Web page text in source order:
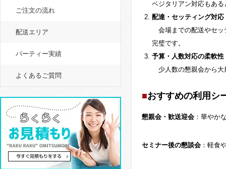
ベジタリアン対応もあ
配達・セッティング対応
会場までの配送やセッ
完璧です。
予算・人数対応の柔軟性
少人数の懇親会から大
おすすめの利用シ
懇親会・歓送迎会 ：華やか
セミナー後の懇談会 ：軽食
ご注文の流れ
配送エリア
パーティー実績
よくあるご質問